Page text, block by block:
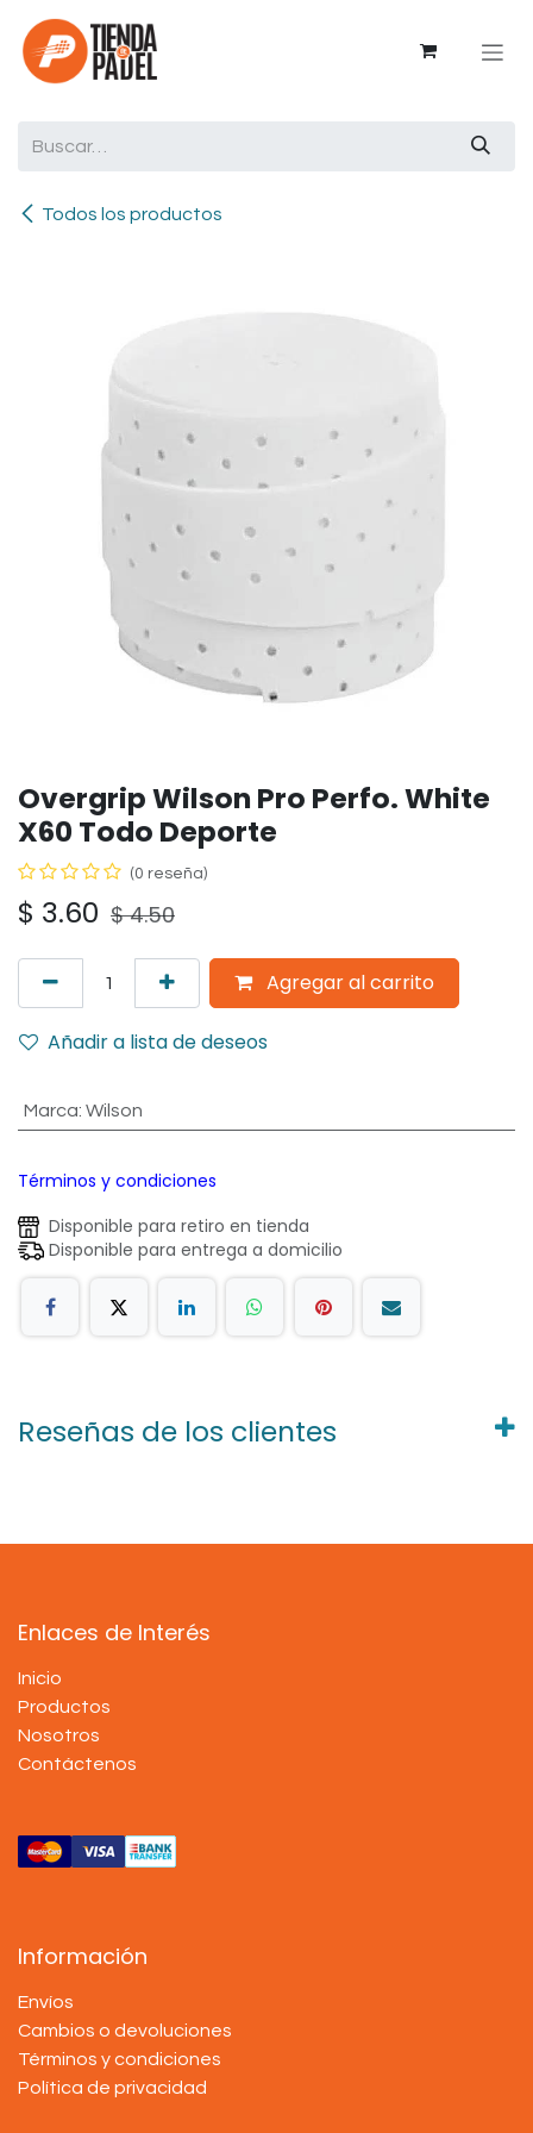
Ir al contenido
Todos los productos
Overgrip Wilson Pro Perfo. White
X60 Todo Deporte
(0 reseña)
$ 3.60 $4.50
Agregar al carrito
Añadir a lista de deseos
Marca: Wilson
Términos y condiciones
Disponible para retiro en tienda
Disponible para entrega a domicilio
Reseñas de los clientes
Enlaces de Interés
Inicio
Productos
Nosotros
Contáctenos
Información
Envíos
Cambios o devoluciones
Términos y condiciones
Política de privacidad